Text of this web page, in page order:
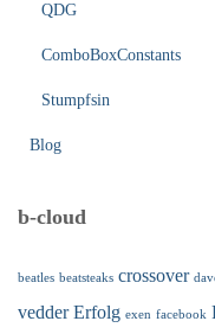
QDG
ComboBoxConstants
Stumpfsin
Blog
b-cloud
beatles beatsteaks crossover
vedder Erfolg exen facebook